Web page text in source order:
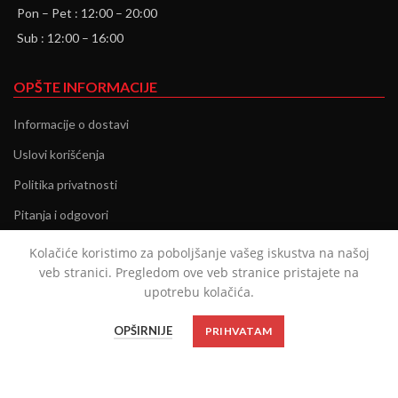
Pon – Pet : 12:00 – 20:00
Sub : 12:00 – 16:00
OPŠTE INFORMACIJE
Informacije o dostavi
Uslovi korišćenja
Politika privatnosti
Pitanja i odgovori
Kontakt
O nama
Kolačiće koristimo za poboljšanje vašeg iskustva na našoj
veb stranici. Pregledom ove veb stranice pristajete na
upotrebu kolačića.
OPŠIRNIJE PRIHVATAM